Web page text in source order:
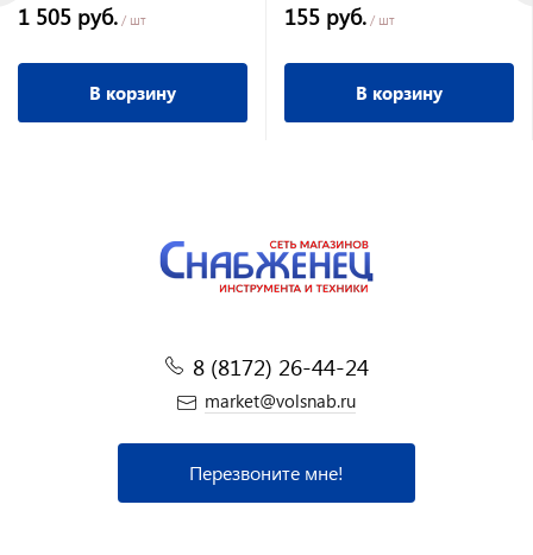
1 505 руб. / шт
В корзину
155 руб. / шт
В корзину
8 (8172) 26-44-24
market@volsnab.ru
Перезвоните мне!